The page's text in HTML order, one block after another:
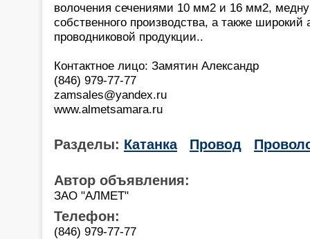
волочения сечениями 10 мм2 и 16 мм2,
собственного производства, а также широкий
проводниковой продукции..
Контактное лицо: Замятин Александр
(846) 979-77-77
zamsales@yandex.ru
www.almetsamara.ru
Разделы: Катанка Провод
Автор объявления:
ЗАО "АЛМЕТ"
Телефон:
(846) 979-77-77